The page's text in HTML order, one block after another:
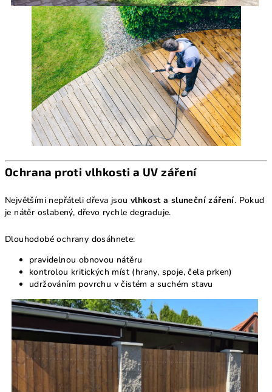
Ochrana proti vlhkosti a UV záření
Největšími nepřáteli dřeva jsou vlhkost a sluneční záření. Pokud
je nátěr oslabený, dřevo rychle degraduje.
Dlouhodobé ochrany dosáhnete:
pravidelnou obnovou nátěru
kontrolou kritických míst (hrany, spoje, čela prken)
udržováním povrchu v čistém a suchém stavu